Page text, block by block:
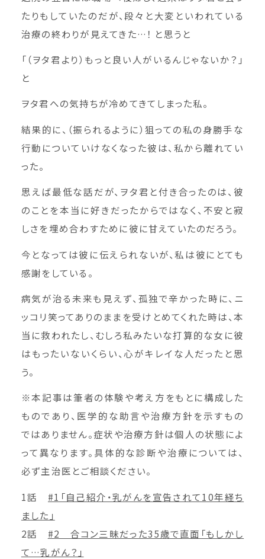
たりもしていたのだが、段々と大変といわれている
治療の終わりが見えてきた…！ と思うと
「（ヲタ君より）もっと良い人がいるんじゃないか？」
と
ヲタ君への気持ちが冷めてきてしまった私。
結果的に、（振られるように）狙っての私の身勝手な
行動についていけなくなった彼は、私から離れてい
った。
思えば最低な話だが、ヲタ君と付き合ったのは、彼
のことを本当に好きだったからではなく、不安と寂
しさを埋め合わすために彼に甘えていたのだろう。
今となっては彼に伝えられないが、私は彼にとても
感謝をしている。
病気が治る未来も見えず、孤独で辛かった時に、ニ
ッコリ笑ってありのままを受けとめてくれた時は、本
当に救われたし、むしろ私みたいな打算的な女に彼
はもったいないくらい、心がキレイな人だったと思
う。
※本記事は筆者の体験や考え方をもとに構成した
ものであり、医学的な助言や治療方針を示すもの
ではありません。症状や治療方針は個人の状態によ
って異なります。具体的な診断や治療については、
必ず主治医とご相談ください。
1話 #1「自己紹介・乳がんを宣告されて10年経ち
ました」
2話 #2 合コン三昧だった35歳で直面「もしかし
て…乳がん？」